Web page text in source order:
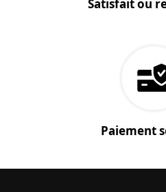
Satisfait ou
Paiement